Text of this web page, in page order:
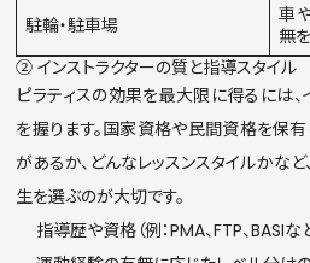
駐輪・駐車場
車
無
② インストラクターの質と指導スタイル
ピラティスの効果を最大限に得るには
を握ります。国家資格や民間資格を保
があるか、どんなレッスンスタイルかな
生を選ぶのが大切です。
指導歴や資格（例：PMA、FTP、BASIな